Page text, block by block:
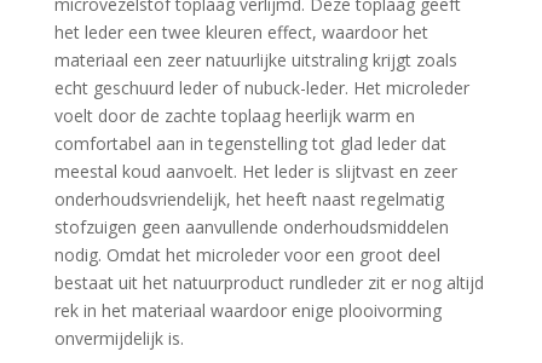
het leder een twee kleuren effect, waardoor het
materiaal een zeer natuurlijke uitstraling krijgt zoals
echt geschuurd leder of nubuck-leder. Het microleder
voelt door de zachte toplaag heerlijk warm en
comfortabel aan in tegenstelling tot glad leder dat
meestal koud aanvoelt. Het leder is slijtvast en zeer
onderhoudsvriendelijk, het heeft naast regelmatig
stofzuigen geen aanvullende onderhoudsmiddelen
nodig. Omdat het microleder voor een groot deel
bestaat uit het natuurproduct rundleder zit er nog altijd
rek in het materiaal waardoor enige plooivorming
onvermijdelijk is.